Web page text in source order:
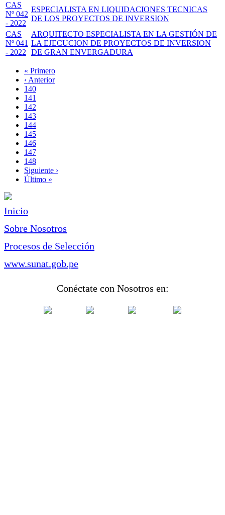
CAS
Nº 042
- 2022
ESPECIALISTA EN LIQUIDACIONES TECNICAS
DE LOS PROYECTOS DE INVERSION
CAS
Nº 041
- 2022
ARQUITECTO ESPECIALISTA EN LA GESTIÓN DE
LA EJECUCION DE PROYECTOS DE INVERSION
DE GRAN ENVERGADURA
Paginación
Primera
página
« Primero
Página
anterior
‹ Anterior
Page
140
Page
141
Page
142
Page
143
Página
actual
144
Page
145
Page
146
Page
147
Page
148
Siguiente
página
Siguiente ›
Última
Último »
Inicio
Sobre Nosotros
Procesos de Selección
www.sunat.gob.pe
Conéctate con Nosotros en: